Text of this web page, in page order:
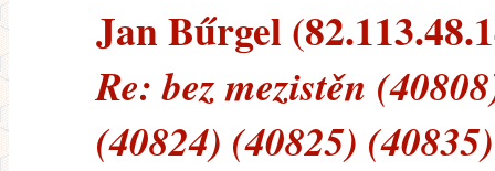
Jan Bűrgel
Re: bez mezistěn
(40824) (40825)